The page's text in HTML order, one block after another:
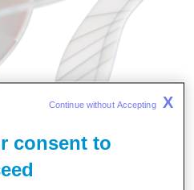
Sicurezza e della Salute sul
consent to
Continue without Accepting X